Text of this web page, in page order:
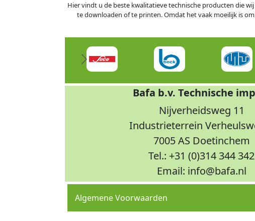
Hier vindt u de beste kwalitatieve technische producten die
te downloaden of te printen. Omdat het vaak moeilijk is
Bafa b.v. Technische
Nijverheidsweg 11
Industrieterrein
7005 AS Doetinchem
Tel.: +31 (0)314 344 342
Email: info@bafa.nl
Algemene Voorwaarden